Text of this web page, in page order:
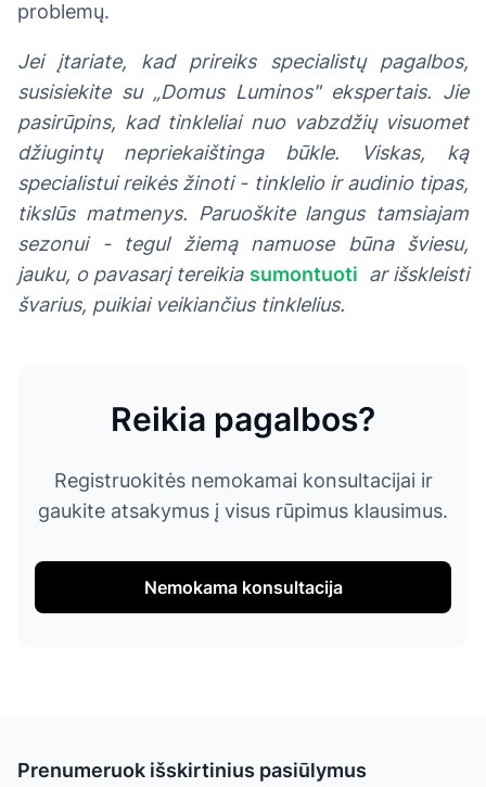
problemų.
Jei įtariate, kad prireiks specialistų pagalbos,
susisiekite su „Domus Luminos" ekspertais. Jie
pasirūpins, kad tinkleliai nuo vabzdžių visuomet
džiugintų nepriekaištinga būkle. Viskas, ką
specialistui reikės žinoti - tinklelio ir audinio tipas,
tikslūs matmenys. Paruoškite langus tamsiajam
sezonui - tegul žiemą namuose būna šviesu,
jauku, o pavasarį tereikia sumontuoti ar išskleisti
švarius, puikiai veikiančius tinklelius.
Reikia pagalbos?
Registruokitės nemokamai konsultacijai ir
gaukite atsakymus į visus rūpimus klausimus.
Nemokama konsultacija
Prenumeruok išskirtinius pasiūlymus